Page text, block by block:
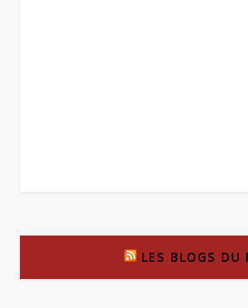
LES BLOGS DU